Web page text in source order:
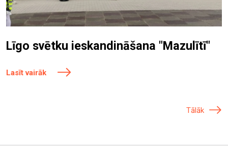
Līgo svētku ieskandināšana "Mazulītī"
Lasīt vairāk
Tālāk